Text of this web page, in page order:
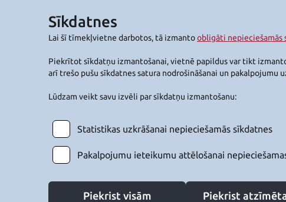
Sīkdatnes
Lai šī tīmekļvietne darbotos, tā izmantoobligāti nepieciešamās
Piekrītot sīkdatņu izmantošanai, vietnē papildus var tikt
arī trešo pušu sīkdatnes satura nodrošināšanai un pakalpojumu
Lūdzam veikt savu izvēli par sīkdatņu izmantošanu:
Statistikas uzkrāšanai nepieciešamās sīkdatnes
Pakalpojumu ieteikumu attēlošanai
Piekrist visām Piekrist